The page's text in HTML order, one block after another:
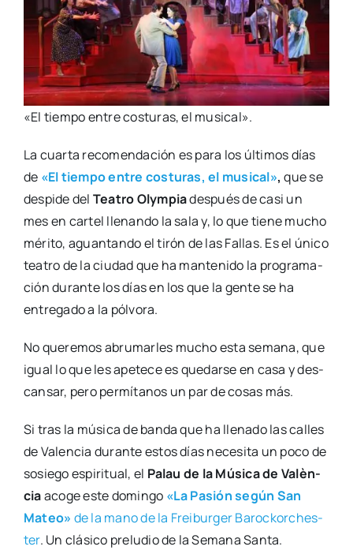
«El tiem­po entre cos­tu­ras, el musi­cal».
La cuar­ta reco­men­da­ción es para los últi­mos días
de «El tiem­po entre cos­tu­ras, el musi­cal»,que se
des­pi­de del Tea­tro Olym­piades­pués de casi un
mes en car­tel lle­nan­do la sala y, lo que tie­ne mucho
méri­to, aguan­tan­do el tirón de las Fallas. Es el úni­co
tea­tro de la ciu­dad que ha man­te­ni­do la pro­gra­ma­
ción duran­te los días en los que la gen­te se ha
entre­ga­do a la pól­vo­ra.
No que­re­mos abru­mar­les mucho esta sema­na, que
igual lo que les ape­te­ce es que­dar­se en casa y des­
can­sar, pero per­mí­ta­nos un par de cosas más.
Si tras la músi­ca de ban­da que ha lle­na­do las calles
de Valen­cia duran­te estos días nece­si­ta un poco de
sosie­go espi­ri­tual, el Palau de la Músi­ca de Valèn­
ciaaco­ge este domin­go «La Pasión según San
Mateo» de la mano de la Frei­bur­ger Baroc­kor­ches­
ter. Un clá­si­co pre­lu­dio de la Sema­na San­ta.